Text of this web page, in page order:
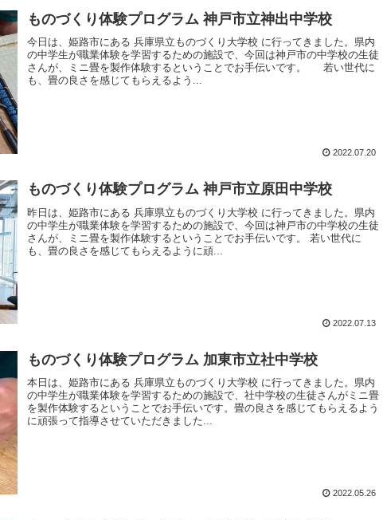
ものづくり体験プログラム 神戸市立神出中学校
今日は、姫路市にある 兵庫県立ものづくり大学校 に行ってきました。県内
の中学生が職業体験を学習するための施設で、今回は神戸市の中学校の生徒
さんが、ミニ畳を製作体験するということでお手伝いです。 若い世代に
も、畳の良さを感じてもらえるよう...
2022.07.20
ものづくり体験プログラム 神戸市立原田中学校
昨日は、姫路市にある 兵庫県立ものづくり大学校 に行ってきました。県内
の中学生が職業体験を学習するための施設で、今回は神戸市の中学校の生徒
さんが、ミニ畳を製作体験するということでお手伝いです。 若い世代に
も、畳の良さを感じてもらえるように頑...
2022.07.13
ものづくり体験プログラム 加東市立社中学校
本日は、姫路市にある 兵庫県立ものづくり大学校 に行ってきました。県内
の中学生が職業体験を学習するための施設で、社中学校の生徒さんがミニ畳
を製作体験するということでお手伝いです。畳の良さを感じてもらえるよう
に頑張って指導させていただきました...
2022.05.26